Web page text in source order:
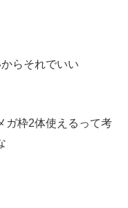
らそれでいい
ガ枠2体使えるって考